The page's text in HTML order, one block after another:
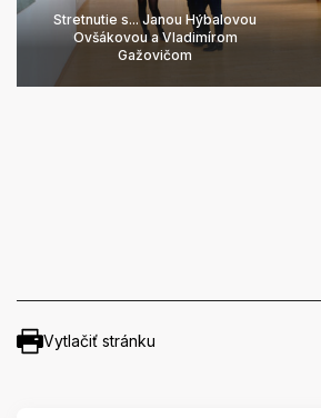
Stretnutie s... Janou Hýbalovou
Ovšákovou a Vladimírom
Gažovičom
Vytlačiť stránku